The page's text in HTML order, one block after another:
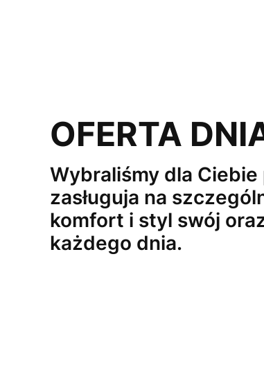
OFERTA
Wybraliśmy dla
zasługuja na
komfort i styl swój
każdego dnia.